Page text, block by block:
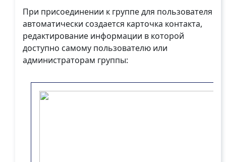
При присоединении к группе для пользователя
автоматически создается карточка контакта,
редактирование информации в которой
доступно самому пользователю или
администраторам группы: